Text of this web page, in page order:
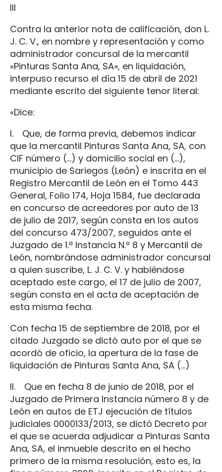
III
Contra la anterior nota de calificación, don L.
J. C. V., en nombre y representación y como
administrador concursal de la mercantil
«Pinturas Santa Ana, SA», en liquidación,
interpuso recurso el día 15 de abril de 2021
mediante escrito del siguiente tenor literal:
«Dice:
I. Que, de forma previa, debemos indicar
que la mercantil Pinturas Santa Ana, SA, con
CIF número (…) y domicilio social en (…),
municipio de Sariegos (León) e inscrita en el
Registro Mercantil de León en el Tomo 443
General, Folio 174, Hoja 1584, fue declarada
en concurso de acreedores por auto de 13
de julio de 2017, según consta en los autos
del concurso 473/2007, seguidos ante el
Juzgado de 1.ª Instancia N.º 8 y Mercantil de
León, nombrándose administrador concursal
a quien suscribe, L. J. C. V. y habiéndose
aceptado este cargo, el 17 de julio de 2007,
según consta en el acta de aceptación de
esta misma fecha.
Con fecha 15 de septiembre de 2018, por el
citado Juzgado se dictó auto por el que se
acordó de oficio, la apertura de la fase de
liquidación de Pinturas Santa Ana, SA (…)
II. Que en fecha 8 de junio de 2018, por el
Juzgado de Primera Instancia número 8 y de
León en autos de ETJ ejecución de títulos
judiciales 0000133/2013, se dictó Decreto por
el que se acuerda adjudicar a Pinturas Santa
Ana, SA, el inmueble descrito en el hecho
primero de la misma resolución, esto es, la